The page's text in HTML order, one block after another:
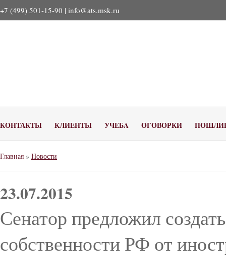
+7 (499) 501-15-90 | info@ats.msk.ru
КОНТАКТЫ КЛИЕНТЫ УЧЕБA ОГОВОРКИ
Главная » Новости
23.07.2015
Сенатор предложил
собственности РФ от